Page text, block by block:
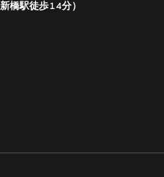
橋駅徒歩14分）